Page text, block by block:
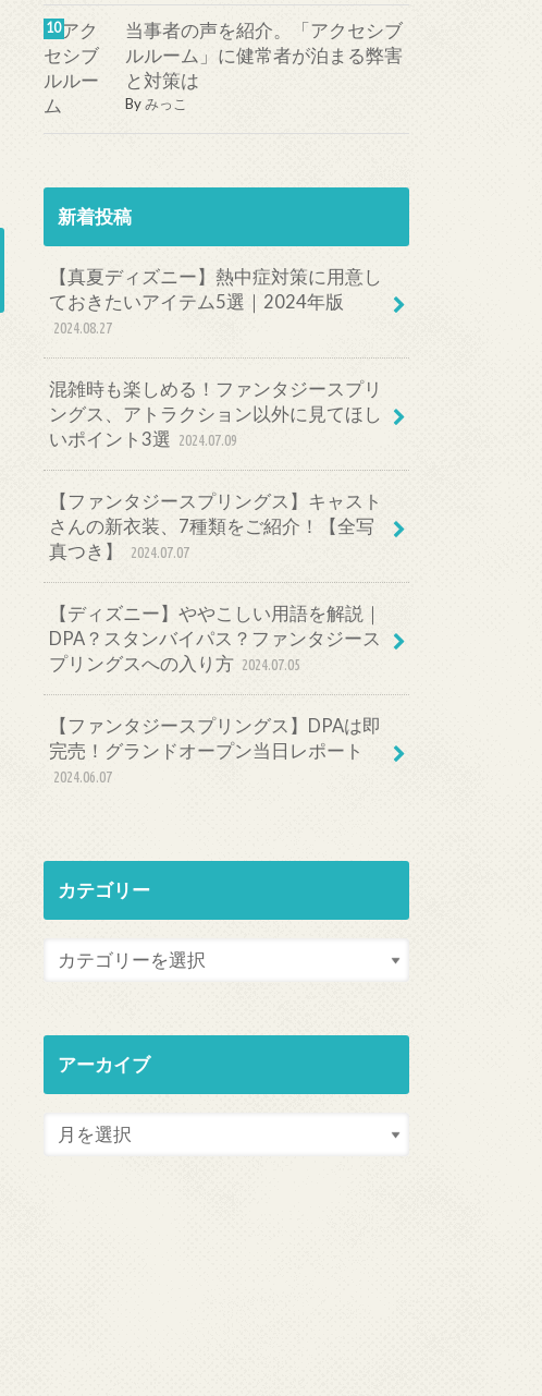
当事者の声を紹介。「アクセシブ
ルルーム」に健常者が泊まる弊害
と対策は
Byみっこ
新着投稿
【真夏ディズニー】熱中症対策に用意し
ておきたいアイテム5選｜2024年版
2024.08.27
混雑時も楽しめる！ファンタジースプリ
ングス、アトラクション以外に見てほし
いポイント3選 2024.07.09
【ファンタジースプリングス】キャスト
さんの新衣装、7種類をご紹介！【全写
真つき】
2024.07.07
【ディズニー】ややこしい用語を解説｜
DPA？スタンバイパス？ファンタジース
プリングスへの入り方 2024.07.05
【ファンタジースプリングス】DPAは即
完売！グランドオープン当日レポート
2024.06.07
カテゴリー
アーカイブ